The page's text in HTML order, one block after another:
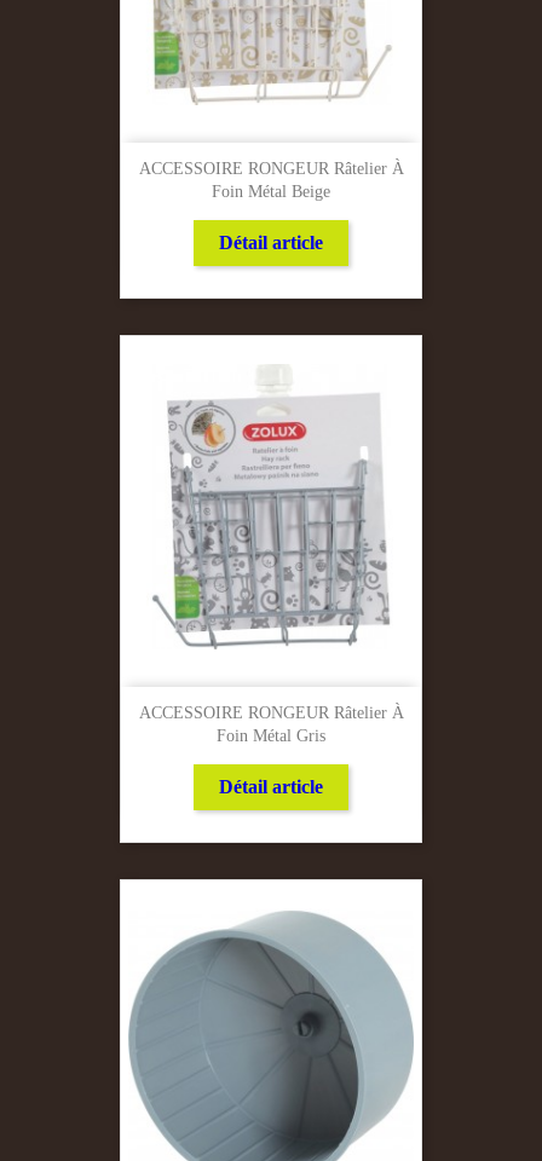
ACCESSOIRE RONGEUR Râtelier À
Foin Métal Beige
Détail article
ACCESSOIRE RONGEUR Râtelier À
Foin Métal Gris
Détail article